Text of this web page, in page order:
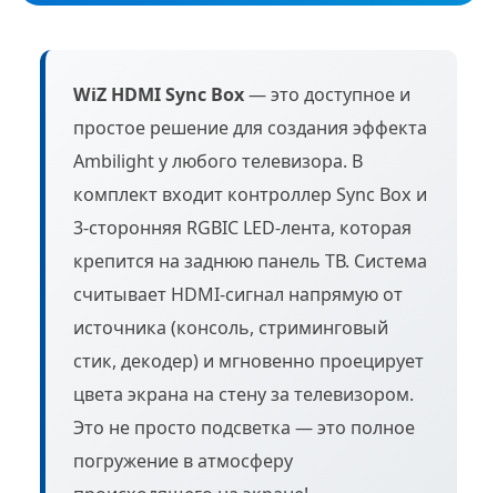
WiZ HDMI Sync Box— это доступное и
простое решение для создания эффекта
Ambilight у любого телевизора. В
комплект входит контроллер Sync Box и
3-сторонняя RGBIC LED-лента, которая
крепится на заднюю панель ТВ. Система
считывает HDMI-сигнал напрямую от
источника (консоль, стриминговый
стик, декодер) и мгновенно проецирует
цвета экрана на стену за телевизором.
Это не просто подсветка — это полное
погружение в атмосферу